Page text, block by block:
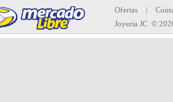
Ofertas
|
Joyeria JC©